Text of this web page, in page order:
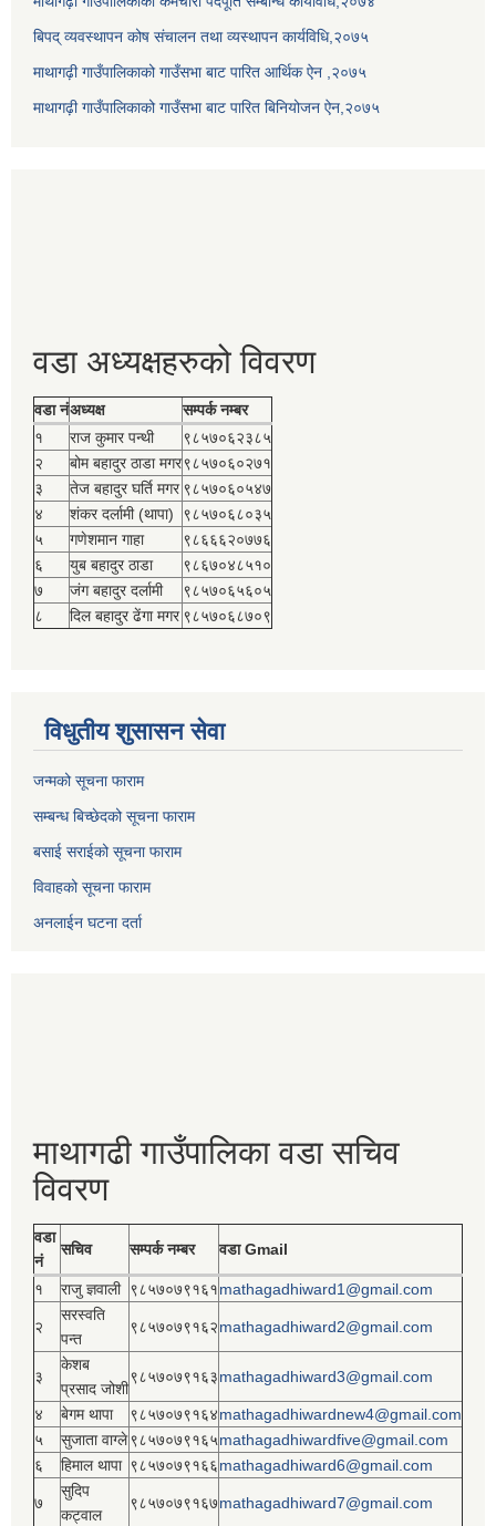
बिपद् व्यवस्थापन कोष संचालन तथा व्यस्थापन कार्यविधि,२०७५
माथागढ़ी गाउँपालिकाको गाउँसभा बाट पारित आर्थिक ऐन ,२०७५
माथागढ़ी गाउँपालिकाको गाउँसभा बाट पारित बिनियोजन ऐन,२०७५
वडा अध्यक्षहरुको विवरण
वडा नंअध्यक्ष
सम्पर्क नम्बर
१
राज कुमार पन्थी
९८५७०६२३८५
२
बोम बहादुर ठाडा मगर९८५७०६०२७१
३
तेज बहादुर घर्ति मगर ९८५७०६०५४७
४
शंकर दर्लामी (थापा)
९८५७०६८०३५
५
गणेशमान गाहा
९८६६६२०७७६
६
युब बहादुर ठाडा
९८६७०४८५१०
७
जंग बहादुर दर्लामी
९८५७०६५६०५
८
दिल बहादुर ढेंगा मगर ९८५७०६८७०९
विधुतीय शुसासन सेवा
जन्मको सूचना फाराम
सम्बन्ध बिच्छेदको सूचना फाराम
बसाई सराईको सूचना फाराम
विवाहको सूचना फाराम
अनलाईन घटना दर्ता
माथागढी गाउँपालिका वडा सचिव
विवरण
वडा
नं
सचिव सम्पर्क नम्बर वडा Gmail
१ राजु ज्ञवाली ९८५७०७९१६१mathagadhiward1@gmail.com
२
सरस्वति
पन्त
९८५७०७९१६२mathagadhiward2@gmail.com
३
केशब
प्रसाद जोशी
९८५७०७९१६३mathagadhiward3@gmail.com
४ बेगम थापा ९८५७०७९१६४mathagadhiwardnew4@gmail.com
५
सुजाता वाग्ले९८५७०७९१६५mathagadhiwardfive@gmail.com
६
हिमाल थापा ९८५७०७९१६६mathagadhiward6@gmail.com
७
सुदिप
कट्वाल
९८५७०७९१६७mathagadhiward7@gmail.com